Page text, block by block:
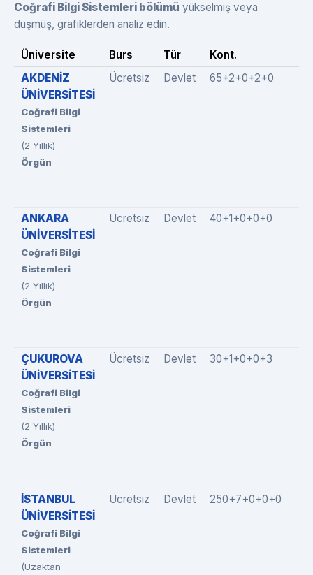
Coğrafi Bilgi Sistemleri bölümü yükselmiş veya
düşmüş, grafiklerden analiz edin.
Üniversite Burs Tür Kont.
AKDENİZ
ÜNİVERSİTESİ
Coğrafi Bilgi
Sistemleri
(2 Yıllık)
Örgün
Ücretsiz Devlet 65+2+0+2+0
ANKARA
ÜNİVERSİTESİ
Coğrafi Bilgi
Sistemleri
(2 Yıllık)
Örgün
Ücretsiz Devlet 40+1+0+0+0
ÇUKUROVA
ÜNİVERSİTESİ
Coğrafi Bilgi
Sistemleri
(2 Yıllık)
Örgün
Ücretsiz Devlet 30+1+0+0+3
İSTANBUL
ÜNİVERSİTESİ
Coğrafi Bilgi
Sistemleri
(Uzaktan
Ücretsiz Devlet 250+7+0+0+0